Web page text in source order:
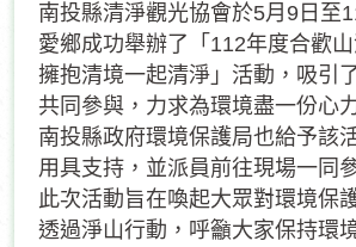
南投縣清淨觀光協會於5月9日至
愛鄉成功舉辦了「112年度合歡
擁抱清境一起清淨」活動，吸引
共同參與，力求為環境盡一份心
南投縣政府環境保護局也給予該
用具支持，並派員前往現場一同
此次活動旨在喚起大眾對環境保
透過淨山行動，呼籲大家保持環